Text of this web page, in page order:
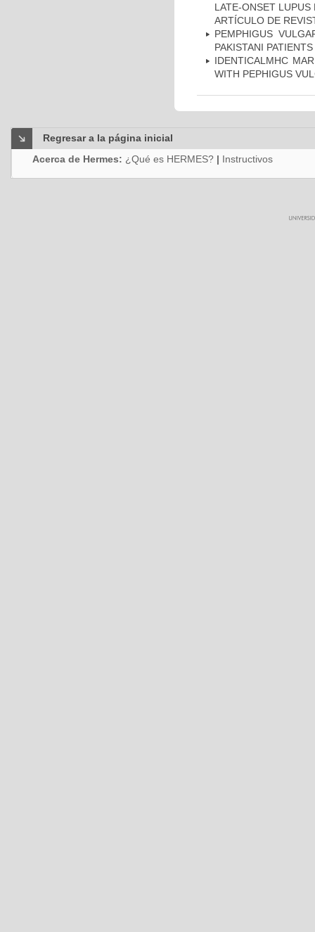
LATE-ONSET
ARTÍCULO DE
PEMPHIGUS
PAKISTANI
IDENTICALMHC
WITH PEPHIGUS
Regresar a la página inicial
Acerca de Hermes: ¿Qué es HERMES? | Instructivos